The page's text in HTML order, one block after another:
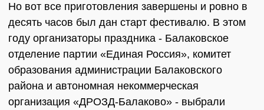
Но вот все приготовления завершены и ровно в
десять часов был дан старт фестивалю. В этом
году организаторы праздника - Балаковское
отделение партии «Единая Россия», комитет
образования администрации Балаковского
района и автономная некоммерческая
организация «ДРОЗД-Балаково» - выбрали